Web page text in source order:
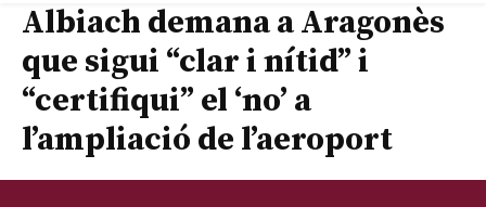
Albiach demana a Aragonès
que sigui “clar i nítid” i
“certifiqui” el ‘no’ a
l’ampliació de l’aeroport